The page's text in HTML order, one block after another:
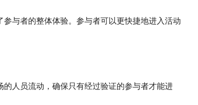
与者的整体体验。参与者可以更快捷地进入活动
人员流动，确保只有经过验证的参与者才能进